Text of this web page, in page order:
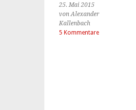
25. Mai 2015
von Alexander
Kallenbach
5 Kommentare